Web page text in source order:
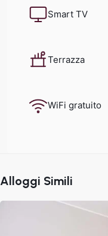
Smart TV
Terrazza
WiFi gratuito
Alloggi Simili
Popolo,
Roma